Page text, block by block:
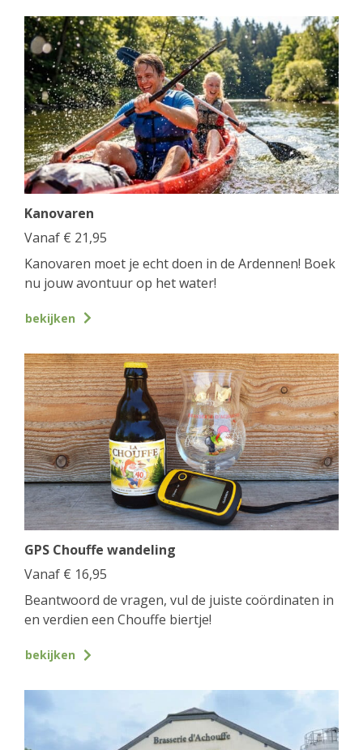
Kanovaren
Vanaf € 21,95
Kanovaren moet je echt doen in de Ardennen! Boek
nu jouw avontuur op het water!
bekijken
GPS Chouffe wandeling
Vanaf € 16,95
Beantwoord de vragen, vul de juiste coördinaten in
en verdien een Chouffe biertje!
bekijken